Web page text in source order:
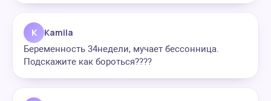
K Kamila
Беременность 34недели, мучает бессонница.
Подскажите как бороться????